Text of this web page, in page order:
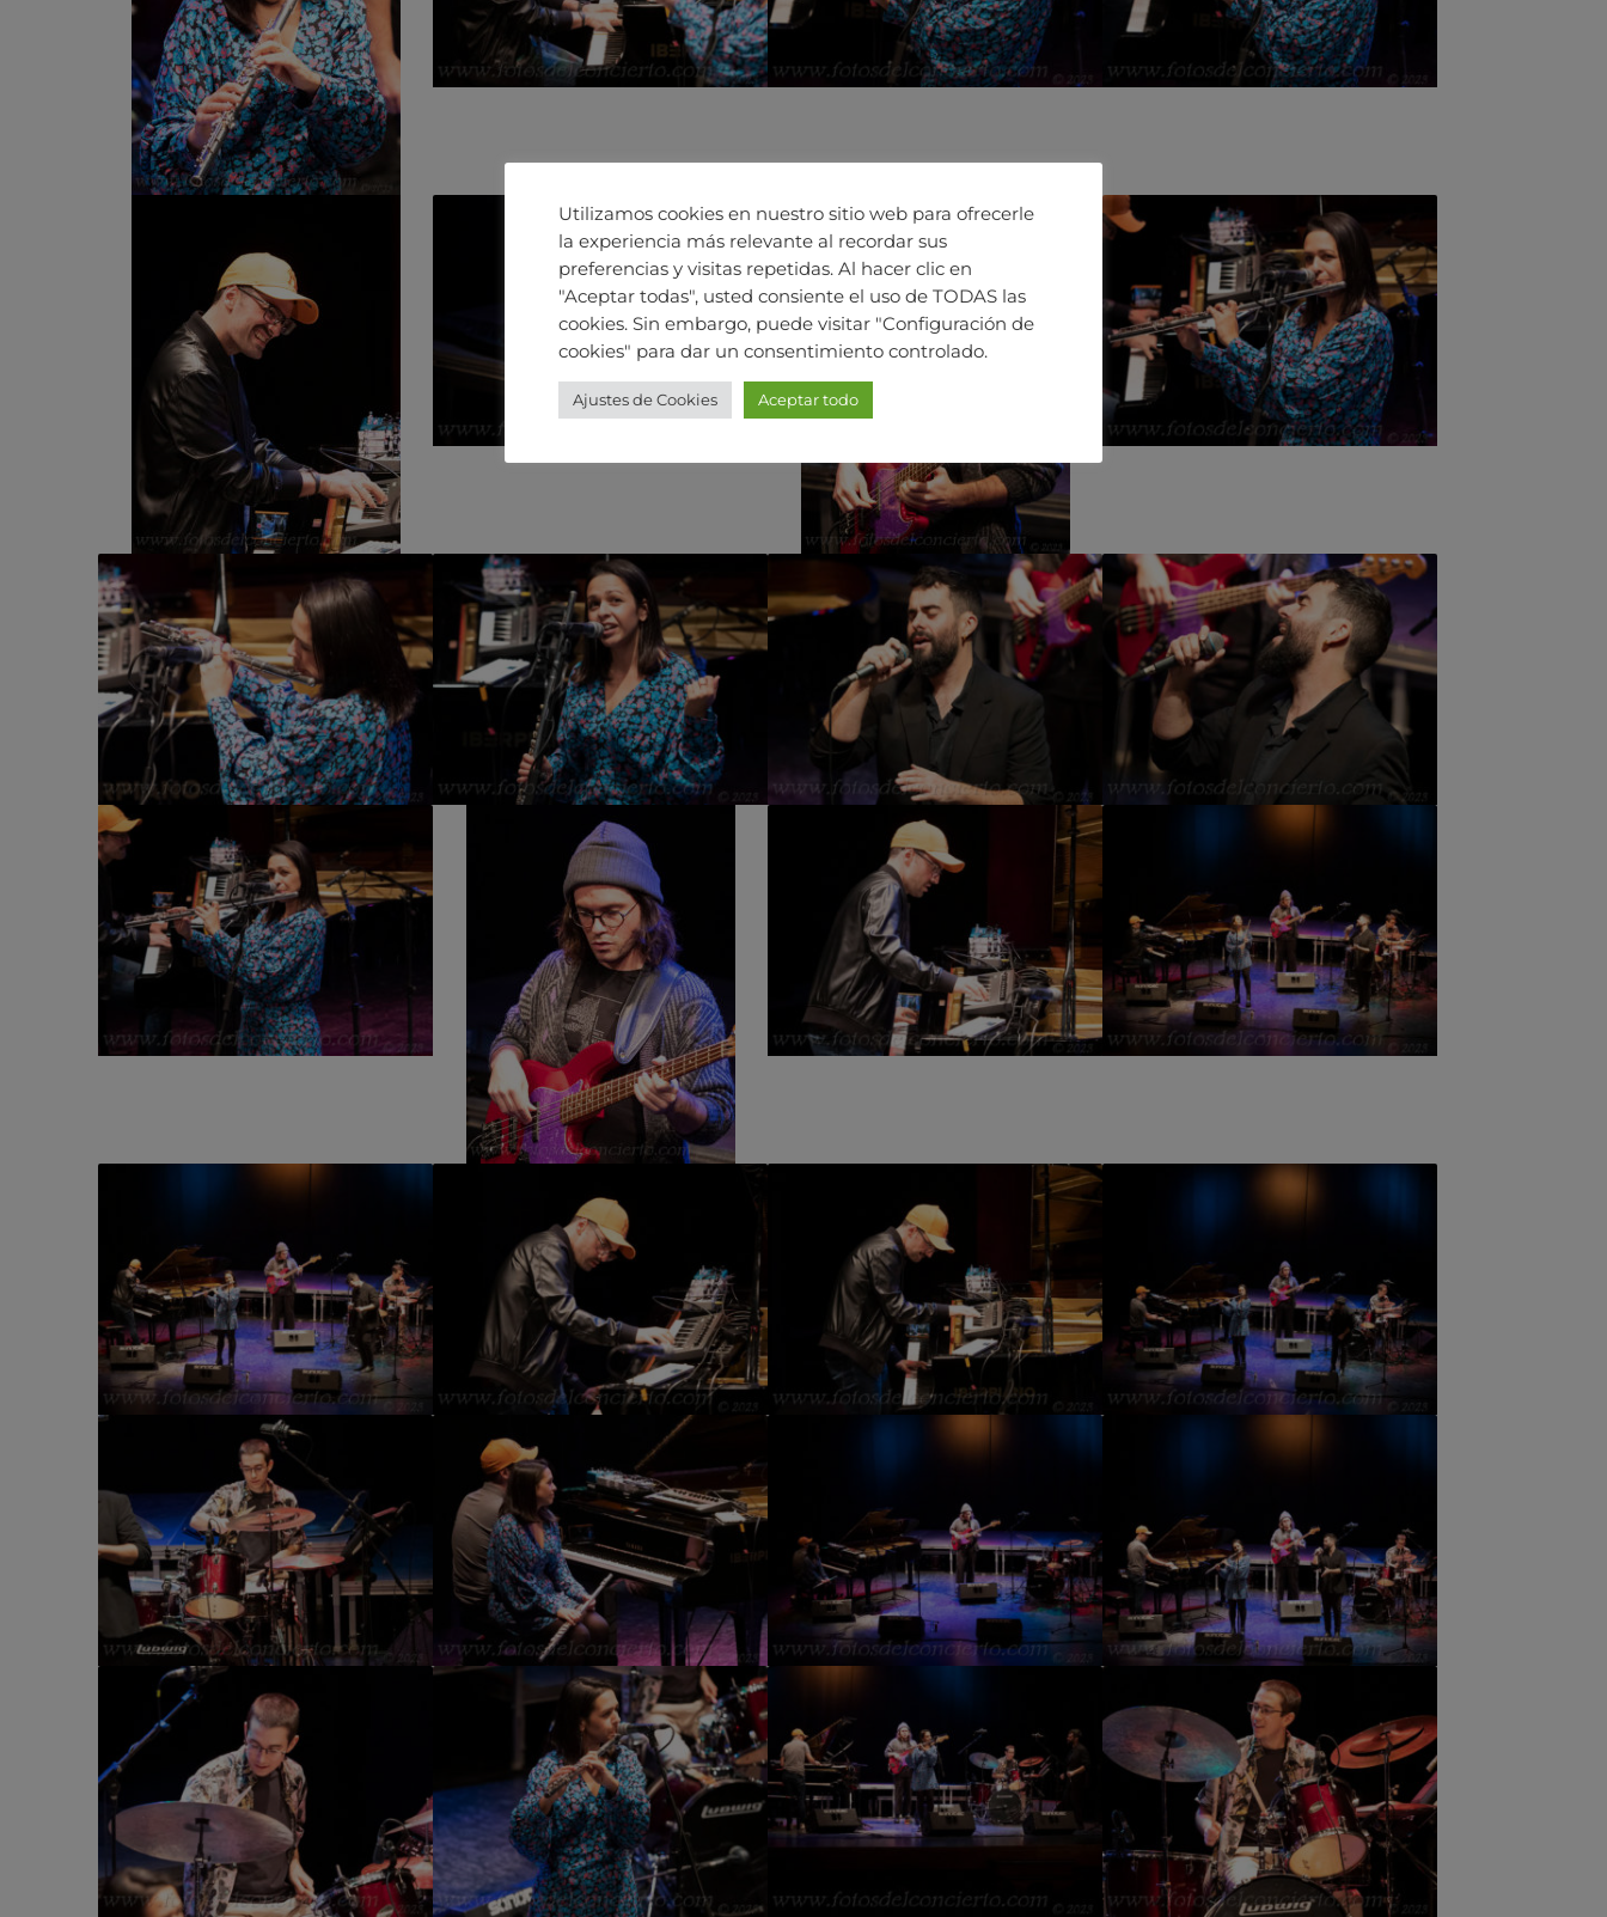
Utilizamos cookies en nuestro sitio web para ofrecerle
la experiencia más relevante al recordar sus
preferencias y visitas repetidas. Al hacer clic en
"Aceptar todas", usted consiente el uso de TODAS las
cookies. Sin embargo, puede visitar "Configuración de
cookies" para dar un consentimiento controlado.
Ajustes de Cookies Aceptar todo